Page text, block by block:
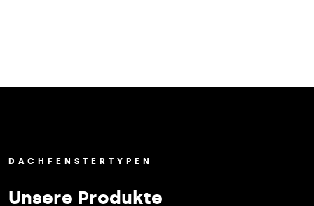
DACHFENSTERTYPEN
Unsere Produkte